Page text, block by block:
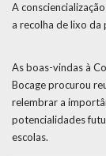
A
a recolha de lixo da
As boas-vindas à
Bocage procurou
relembrar a
potencialidades
escolas.